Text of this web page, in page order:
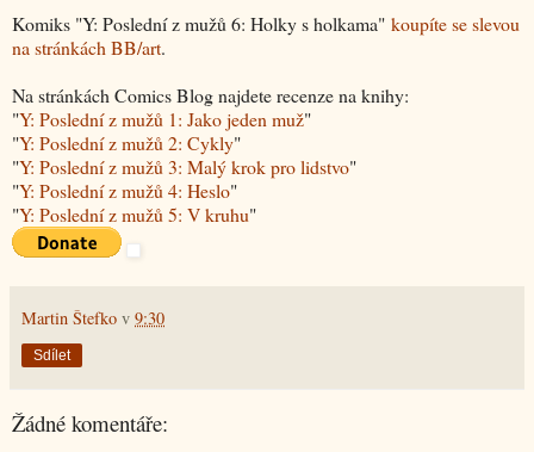
Komiks "Y: Poslední z mužů 6: Holky s holkama" koupíte se slevou
na stránkách BB/art.
Na stránkách Comics Blog najdete recenze na knihy:
"Y: Poslední z mužů 1: Jako jeden muž"
"Y: Poslední z mužů 2: Cykly"
"Y: Poslední z mužů 3: Malý krok pro lidstvo"
"Y: Poslední z mužů 4: Heslo"
"Y: Poslední z mužů 5: V kruhu"
Martin Štefko v 9:30
Sdílet
Žádné komentáře: